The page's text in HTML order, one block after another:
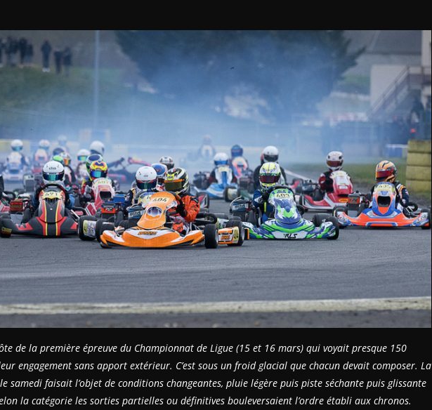
de la première épreuve du Championnat de Ligue (15 et 16 mars) qui voyait presque 150
engagement sans apport extérieur. C’est sous un froid glacial que chacun devait composer. La
samedi faisait l’objet de conditions changeantes, pluie légère puis piste séchante puis glissante
la catégorie les sorties partielles ou définitives bouleversaient l’ordre établi aux chronos.